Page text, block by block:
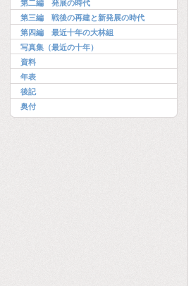
第二編 発展の時代
第三編 戦後の再建と新発展の時代
第四編 最近十年の大林組
写真集（最近の十年）
資料
年表
後記
奥付